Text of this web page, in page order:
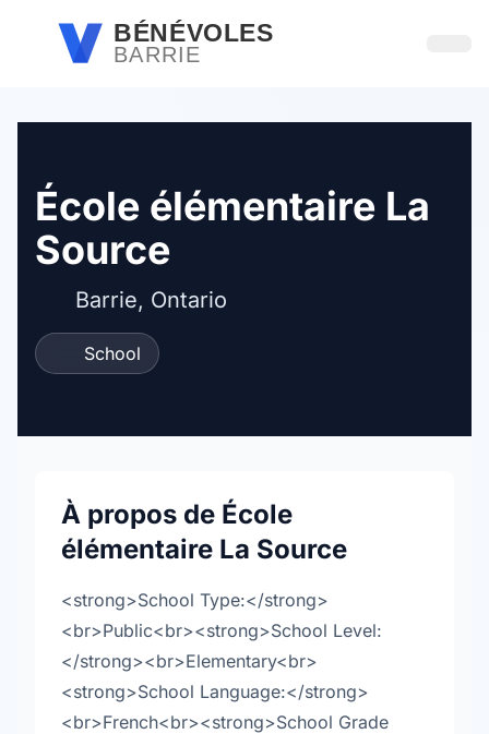
Passer au contenu principal
BÉNÉVOLES
BARRIE
École élémentaire La
Source
Barrie, Ontario
School
À propos de École
élémentaire La Source
<strong>School Type:</strong>
<br>Public<br><strong>School Level:
</strong><br>Elementary<br>
<strong>School Language:</strong>
<br>French<br><strong>School Grade